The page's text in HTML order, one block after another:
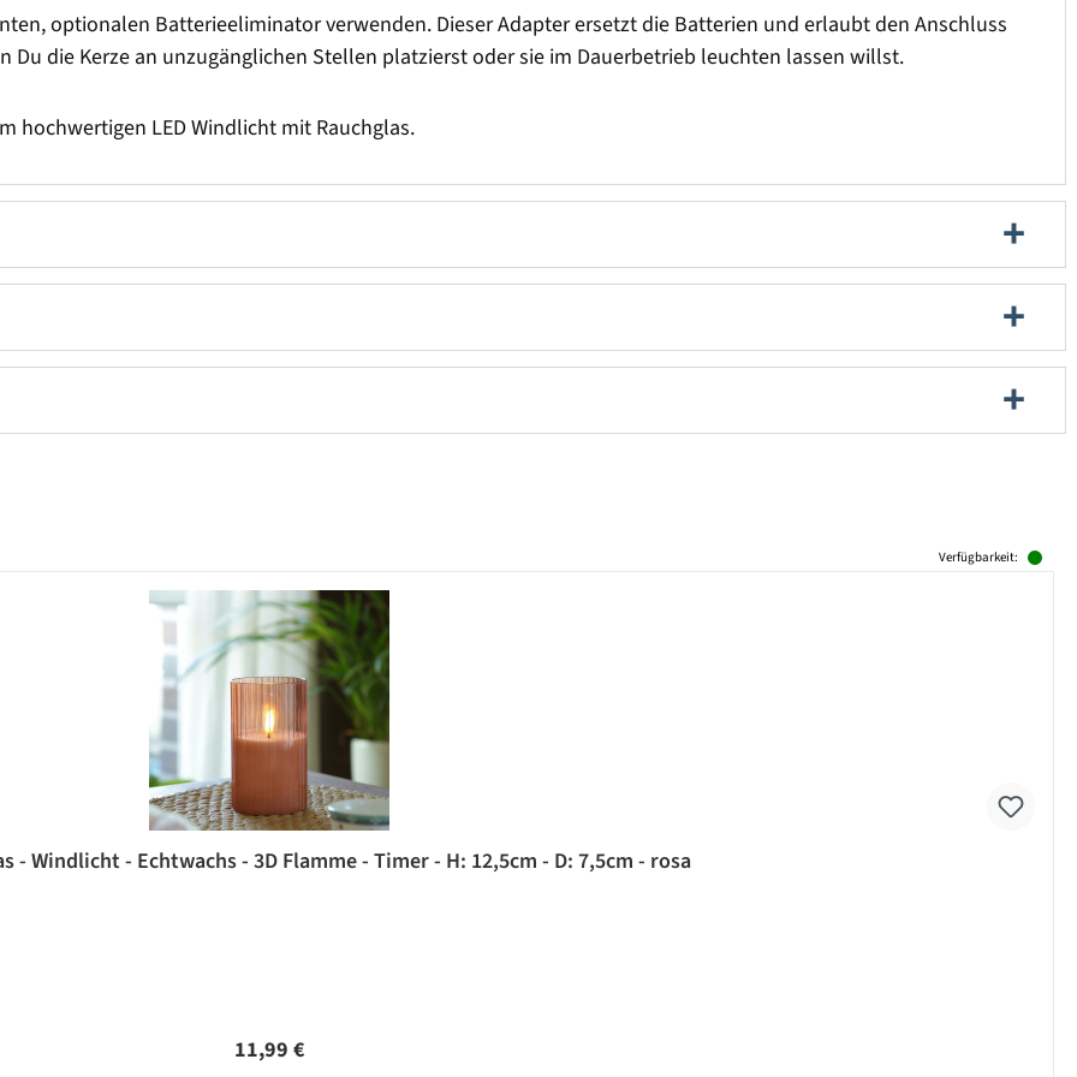
optionalen Batterieeliminator verwenden. Dieser Adapter ersetzt die Batterien und erlaubt den Anschluss
Du die Kerze an unzugänglichen Stellen platzierst oder sie im Dauerbetrieb leuchten lassen willst.
hochwertigen LED Windlicht mit Rauchglas.
Verfügbarkeit:
- Windlicht - Echtwachs - 3D Flamme - Timer - H: 12,5cm - D: 7,5cm - rosa
Regulärer Preis:
11,99 €